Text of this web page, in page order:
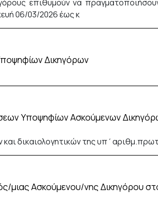
επιθυμούν να
06/03/2026 έως κ
Δικηγόρων
Υποψηφίων Ασκούμενων
δικαιολογητικών της
μιας Ασκούμενου/νης Δικηγόρου